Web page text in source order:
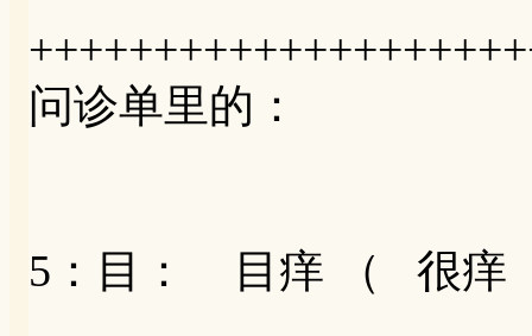
问诊单里的：
5：目： 目痒 （ 很